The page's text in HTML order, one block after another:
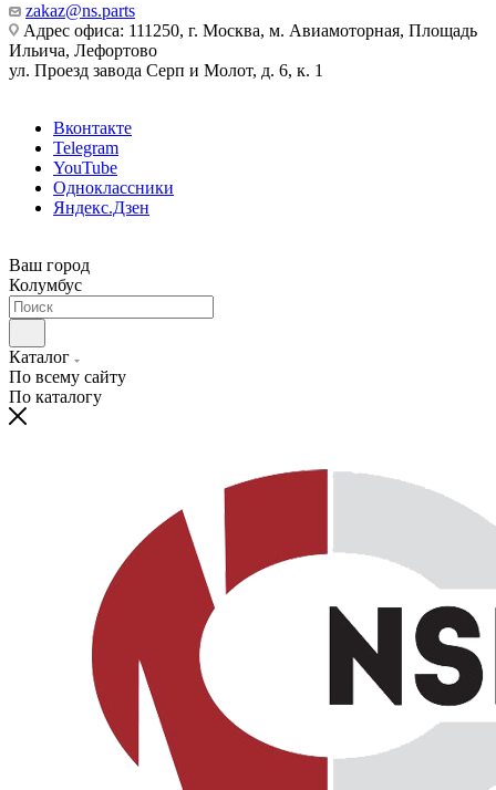
zakaz@ns.parts
Адрес офиса: 111250, г. Москва, м. Авиамоторная, Площадь
Ильича, Лефортово
ул. Проезд завода Серп и Молот, д. 6, к. 1
Вконтакте
Telegram
YouTube
Одноклассники
Яндекс.Дзен
Ваш город
Колумбус
Каталог
По всему сайту
По каталогу